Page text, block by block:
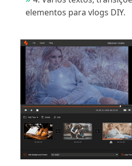
elementos para vlogs DIY.